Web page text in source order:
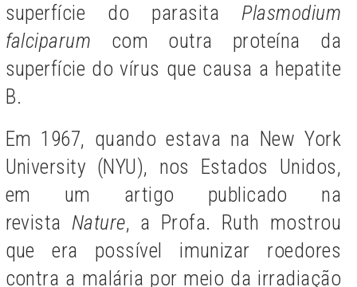
superfície do parasitaPlasmodium
falciparum com outra proteína da
superfície do vírus que causa a hepatite
B.
Em 1967, quando estava na New York
University (NYU), nos Estados Unidos,
em um artigo publicado na
revista Nature, a Profa. Ruth mostrou
que era possível imunizar roedores
contra a malária por meio da irradiação